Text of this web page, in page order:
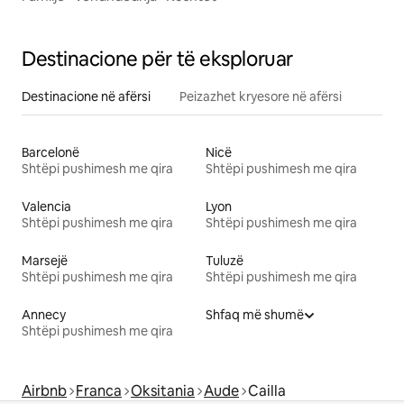
Destinacione për të eksploruar
Destinacione në afërsi Peizazhet kryesore në afërsi
Barcelonë
Shtëpi pushimesh me qira
Nicë
Shtëpi pushimesh me qira
Valencia
Shtëpi pushimesh me qira
Lyon
Shtëpi pushimesh me qira
Marsejë
Shtëpi pushimesh me qira
Tuluzë
Shtëpi pushimesh me qira
Annecy
Shtëpi pushimesh me qira
Shfaq më shumë
Airbnb Franca Oksitania Aude Cailla